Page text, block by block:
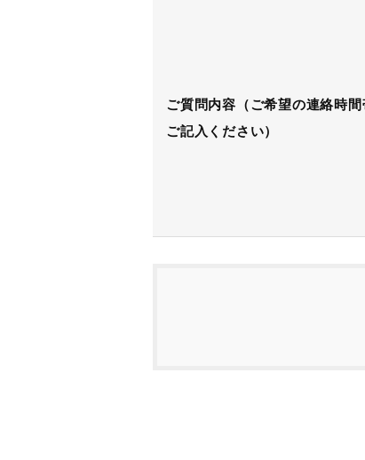
ご質問内容（ご希望の連絡時
ご記入ください）